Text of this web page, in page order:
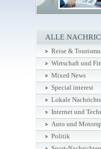
ALLE
Reise &
Wirtschaft und
Mixed News
Special interest
Lokale
Internet und
Auto und
Politik